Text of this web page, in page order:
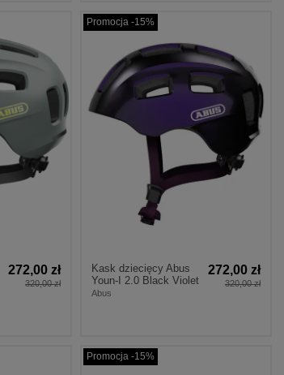
272,00 zł
320,00 zł
Promocja -15%
Kask dziecięcy Abus
Youn-I 2.0 Black Violet
Abus
272,00 zł
320,00 zł
Promocja -15%